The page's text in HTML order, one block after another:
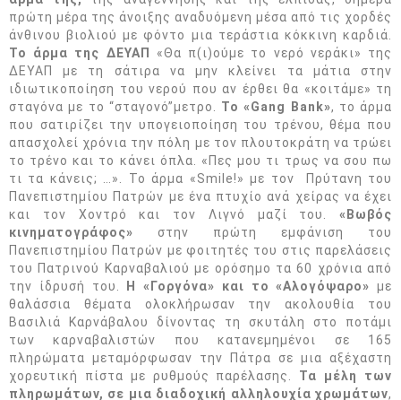
πρώτη μέρα της άνοιξης αναδυόμενη μέσα από τις χορδές
άνθινου βιολιού με φόντο μια τεράστια κόκκινη καρδιά.
Το άρμα της ΔΕΥΑΠ
«Θα π(ι)ούμε το νερό νεράκι» της
ΔΕΥΑΠ με τη σάτιρα να μην κλείνει τα μάτια στην
ιδιωτικοποίηση του νερού που αν έρθει θα «κοιτάμε» τη
σταγόνα με το “σταγονό”μετρο. Το «Gang Bank», τo άρμα
που σατιρίζει την υπογειοποίηση του τρένου, θέμα που
απασχολεί χρόνια την πόλη με τον πλουτοκράτη να τρώει
το τρένο και το κάνει όπλα. «Πες μου τι τρως να σου πω
τι τα κάνεις; …». Το άρμα «Smile!» με τον Πρύτανη του
Πανεπιστημίου Πατρών με ένα πτυχίο ανά χείρας να έχει
και τον Χοντρό και τον Λιγνό μαζί του. «Βωβός
κινηματογράφος» στην πρώτη εμφάνιση του
Πανεπιστημίου Πατρών με φοιτητές του στις παρελάσεις
του Πατρινού Καρναβαλιού με ορόσημο τα 60 χρόνια από
την ίδρυσή του.
Η «Γοργόνα» και το «Αλογόψαρο» με
θαλάσσια θέματα ολοκλήρωσαν την ακολουθία του
Βασιλιά Καρνάβαλου δίνοντας τη σκυτάλη στο ποτάμι
των καρναβαλιστών που κατανεμημένοι σε 165
πληρώματα μεταμόρφωσαν την Πάτρα σε μια αξέχαστη
χορευτική πίστα με ρυθμούς παρέλασης. Τα μέλη των
πληρωμάτων, σε μια διαδοχική αλληλουχία χρωμάτων,